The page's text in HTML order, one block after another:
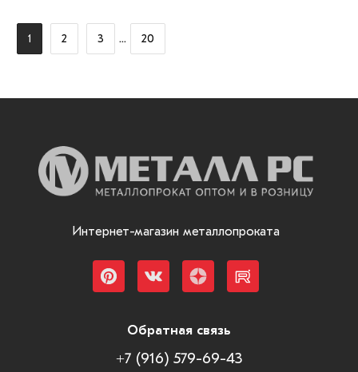
1 2 3 ... 20
Интернет-магазин металлопроката
Обратная связь
+7 (916) 579-69-43